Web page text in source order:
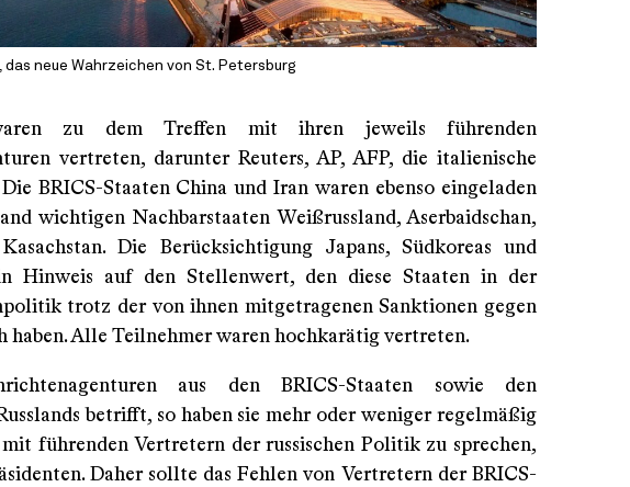
, das neue Wahrzeichen von St. Petersburg
zu dem Treffen mit ihren jeweils führenden
vertreten, darunter Reuters, AP, AFP, die italienische
BRICS-Staaten China und Iran waren ebenso eingeladen
wichtigen Nachbarstaaten Weißrussland, Aserbaidschan,
Die Berücksichtigung Japans, Südkoreas und
Hinweis auf den Stellenwert, den diese Staaten in der
trotz der von ihnen mitgetragenen Sanktionen gegen
haben. Alle Teilnehmer waren hochkarätig vertreten.
aus den BRICS-Staaten sowie den
betrifft, so haben sie mehr oder weniger regelmäßig
führenden Vertretern der russischen Politik zu sprechen,
Daher sollte das Fehlen von Vertretern der BRICS-